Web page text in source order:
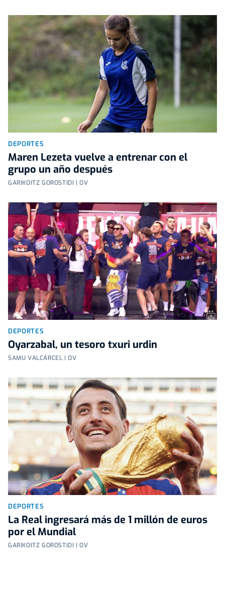
DEPORTES
Maren Lezeta vuelve a entrenar con el
grupo un año después
GARIKOITZ GOROSTIDI | OV
DEPORTES
Oyarzabal, un tesoro txuri urdin
SAMU VALCÁRCEL | OV
DEPORTES
La Real ingresará más de 1 millón de euros
por el Mundial
GARIKOITZ GOROSTIDI | OV